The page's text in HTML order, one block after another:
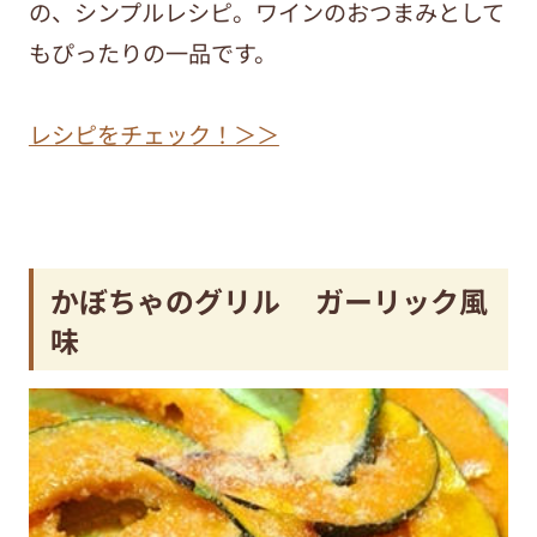
の、シンプルレシピ。ワインのおつまみとして
もぴったりの一品です。
レシピをチェック！＞＞
かぼちゃのグリル ガーリック風
味